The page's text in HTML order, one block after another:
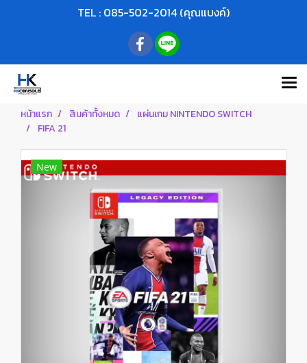
TEL : 085-502-2014 (คุณแบงค์)
หน้าแรก สินค้าทั้งหมด
แผ่นเกม NINTENDO SWITCH
FIFA 21
New